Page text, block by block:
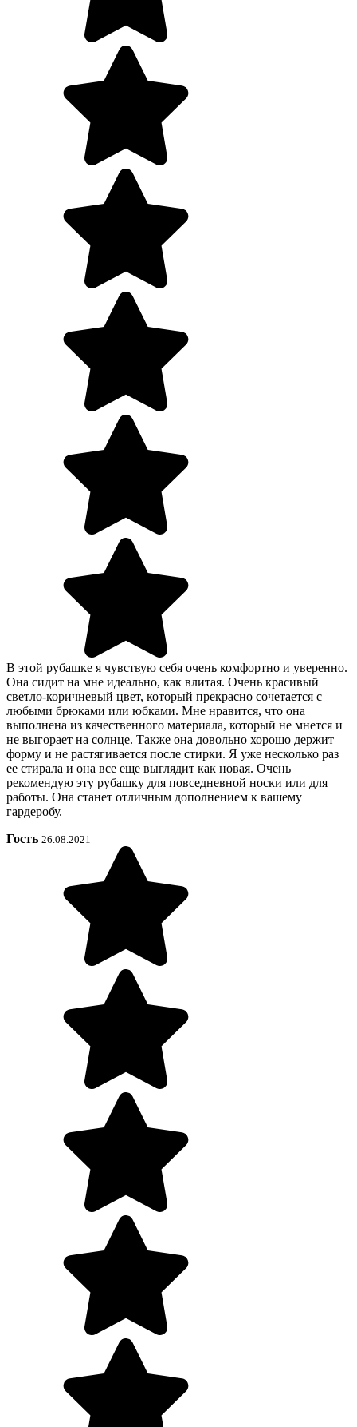
В этой рубашке я чувствую себя очень комфортно и уверенно.
Она сидит на мне идеально, как влитая. Очень красивый
светло-коричневый цвет, который прекрасно сочетается с
любыми брюками или юбками. Мне нравится, что она
выполнена из качественного материала, который не мнется и
не выгорает на солнце. Также она довольно хорошо держит
форму и не растягивается после стирки. Я уже несколько раз
ее стирала и она все еще выглядит как новая. Очень
рекомендую эту рубашку для повседневной носки или для
работы. Она станет отличным дополнением к вашему
гардеробу.
Гость 26.08.2021